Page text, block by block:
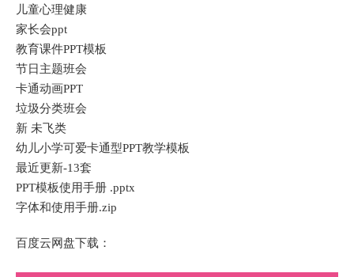
儿童心理健康
家长会ppt
教育课件PPT模板
节日主题班会
卡通动画PPT
垃圾分类班会
新 未飞类
幼儿小学可爱卡通型PPT教学模板
最近更新-13套
PPT模板使用手册 .pptx
字体和使用手册.zip
百度云网盘下载：